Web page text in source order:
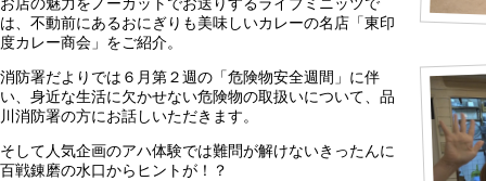
お店の魅力をノーカットでお送りするライブミニッツで
は、不動前にあるおにぎりも美味しいカレーの名店「東印
度カレー商会」をご紹介。
消防署だよりでは６月第２週の「危険物安全週間」に伴
い、身近な生活に欠かせない危険物の取扱いについて、品
川消防署の方にお話しいただきます。
そして人気企画のアハ体験では難問が解けないきったんに
百戦錬磨の水口からヒントが！？